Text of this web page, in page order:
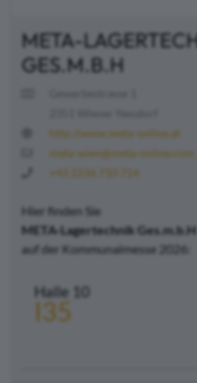
META-
GES.M.B.H
http://www.meta-online.at
meta-wien@meta-online.com
+43 2236 710 714
Hier finden Sie
META-Lagertechnik Ges.m.b.H
auf der Kommunalmesse 2026:
Halle 10
I35